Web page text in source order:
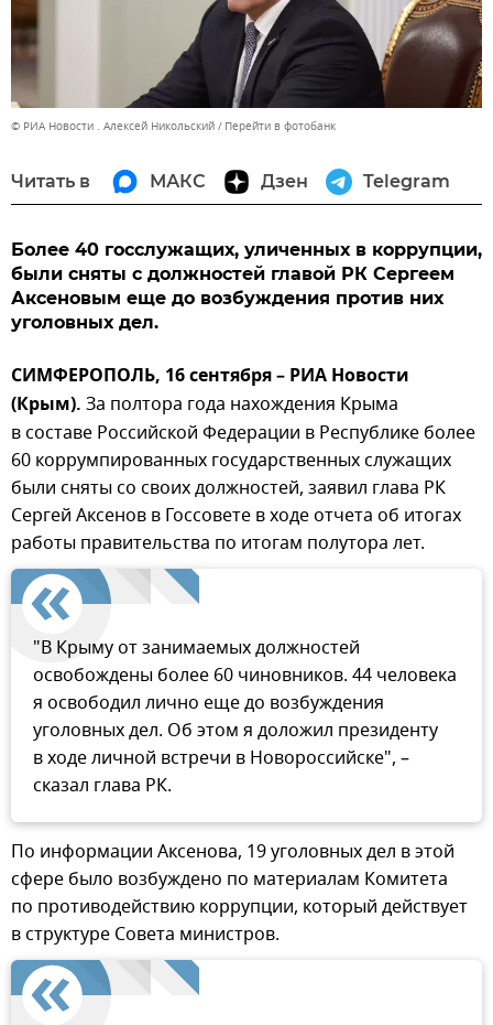
© РИА Новости . Алексей Никольский Перейти в фотобанк
Читать в МАКС Дзен Telegram
Более 40 госслужащих, уличенных в коррупции,
были сняты с должностей главой РК Сергеем
Аксеновым еще до возбуждения против них
уголовных дел.
СИМФЕРОПОЛЬ, 16 сентября – РИА Новости
(Крым). За полтора года нахождения Крыма
в составе Российской Федерации в Республике более
60 коррумпированных государственных служащих
были сняты со своих должностей, заявил глава РК
Сергей Аксенов в Госсовете в ходе отчета об итогах
работы правительства по итогам полутора лет.
"В Крыму от занимаемых должностей
освобождены более 60 чиновников. 44 человека
я освободил лично еще до возбуждения
уголовных дел. Об этом я доложил президенту
в ходе личной встречи в Новороссийске", –
сказал глава РК.
По информации Аксенова, 19 уголовных дел в этой
сфере было возбуждено по материалам Комитета
по противодействию коррупции, который действует
в структуре Совета министров.